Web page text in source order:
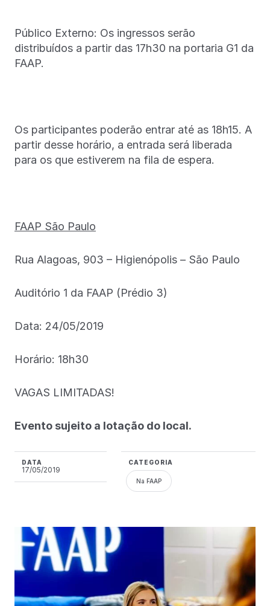
Público Externo: Os ingressos serão
distribuídos a partir das 17h30 na portaria G1 da
FAAP.
Os participantes poderão entrar até as 18h15. A
partir desse horário, a entrada será liberada
para os que estiverem na fila de espera.
FAAP São Paulo
Rua Alagoas, 903 – Higienópolis – São Paulo
Auditório 1 da FAAP (Prédio 3)
Data: 24/05/2019
Horário: 18h30
VAGAS LIMITADAS!
Evento sujeito a lotação do local.
DATA
17/05/2019
CATEGORIA
Na FAAP